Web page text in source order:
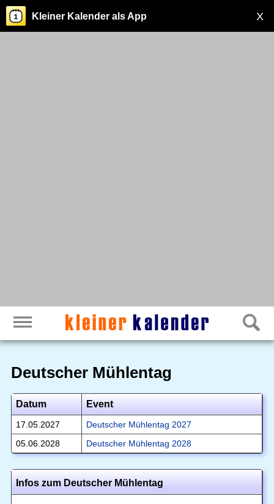
X
Kleiner Kalender als App
Deutscher Mühlentag
Datum Event
17.05.2027
Deutscher Mühlentag 2027
05.06.2028
Deutscher Mühlentag 2028
Infos zum Deutscher Mühlentag